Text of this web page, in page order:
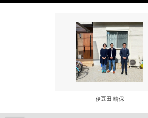
伊豆田 晴保